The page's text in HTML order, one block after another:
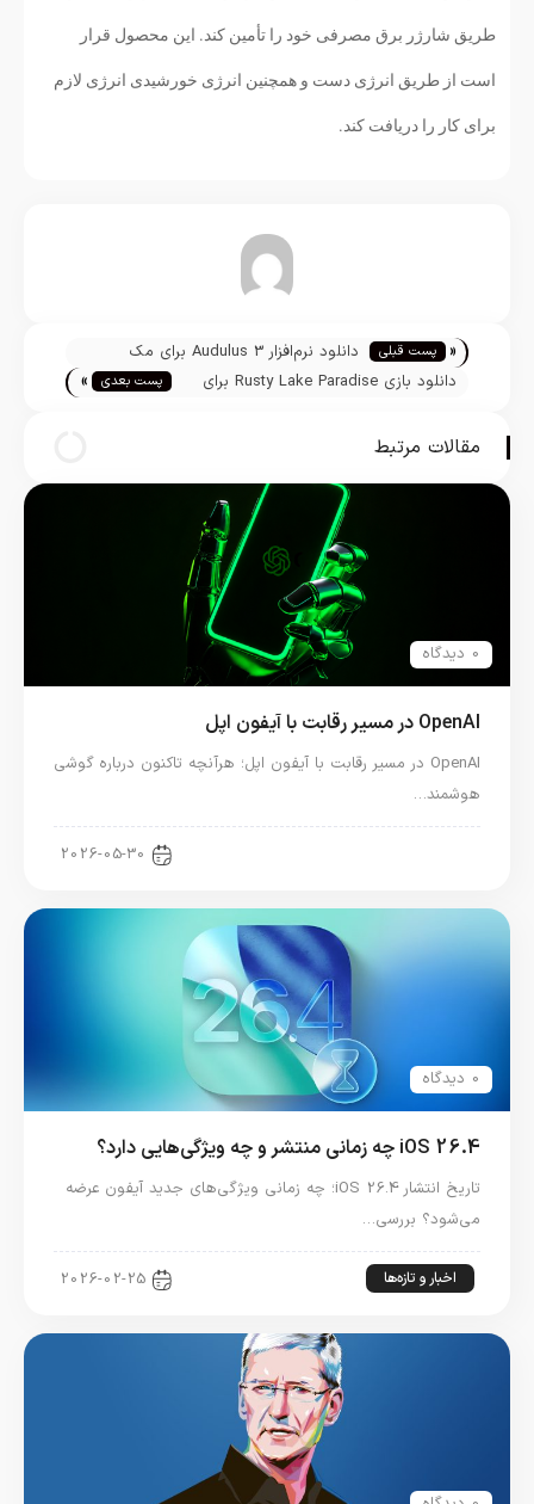
طریق شارژر برق مصرفی خود را تأمین کند. این محصول قرار
است از طریق انرژی دست و همچنین انرژی خورشیدی انرژی لازم
برای کار را دریافت کند.
تیم تحریریه « پست قبلی
دانلود نرم‌افزار Audulus 3 برای مک
دانلود بازی Rusty Lake Paradise برای
پست بعدی »
مقالات مرتبط
0 دیدگاه
OpenAI در مسیر رقابت با آیفون اپل
OpenAI در مسیر رقابت با آیفون اپل؛ هرآنچه تاکنون درباره گوشی
هوشمند…
2026-05-30
0 دیدگاه
iOS 26.4 چه زمانی منتشر و چه ویژگی‌هایی دارد؟
تاریخ انتشار iOS 26.4؛ چه زمانی ویژگی‌های جدید آیفون عرضه
می‌شود؟ بررسی…
اخبار و تازه‌ها 2026-02-25